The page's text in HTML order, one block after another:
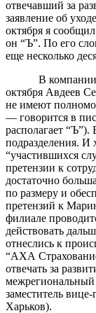
отвечавший за
заявление об
октября я
он “Ъ”. По его
еще несколько
В
октября Авдеев
не имеют
— говорится в
располагает “Ъ”).
подразделения. И
“участившихся
претензии к
достаточно
по размеру и
претензий к
филиале
действовать
отнеслись к
“АХА
отвечать за
заместитель
Харьков).